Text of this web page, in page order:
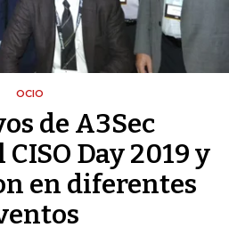
OCIO
de A3Sec
Day 2019 y
en diferentes